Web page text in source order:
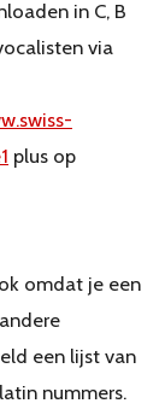
in C, B
via
plus op
omdat je een
een lijst van
nummers.